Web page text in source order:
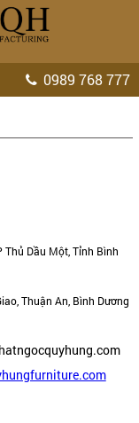
0989 768 777
Dầu Một, Tỉnh Bình
Thuận An, Bình Dương